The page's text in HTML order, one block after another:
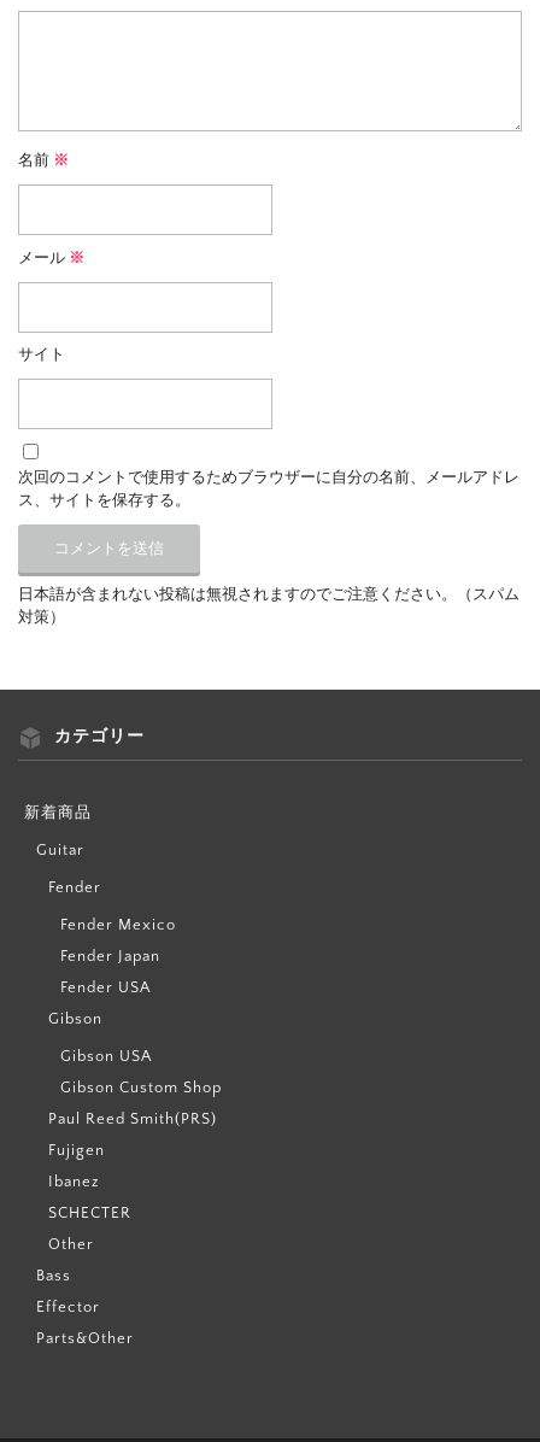
名前 ※
メール ※
サイト
次回のコメントで使用するためブラウザーに自分の名前、メールアドレ
ス、サイトを保存する。
日本語が含まれない投稿は無視されますのでご注意ください。（スパム
対策）
カテゴリー
新着商品
Guitar
Fender
Fender Mexico
Fender Japan
Fender USA
Gibson
Gibson USA
Gibson Custom Shop
Paul Reed Smith(PRS)
Fujigen
Ibanez
SCHECTER
Other
Bass
Effector
Parts&Other